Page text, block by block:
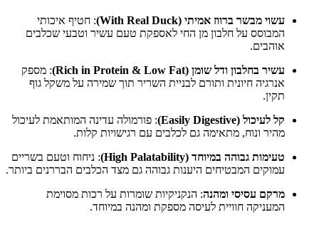
עשוי מבשר ברווז אמיתי (With Real Duck)
: חטיף איכותי
המבוסס על חלבון מן החי לאספקת טעם עשיר וטבעי שכלבים
אוהבים.
עשיר בחלבון ודל שומן (Rich in Protein & Low Fat)
: מספק
אנרגיה חיונית ותורם לבניית השריר תוך שמירה על משקל גוף
תקין.
קל לעיכול (Easily Digestive)
: פורמולה עדינה המותאמת לעיכול
מהיר ונוח, מתאימה גם לכלבים עם רגישויות קלות.
טעימות גבוהה במיוחד (High Palatability)
: ניחוח וטעם בשריים
עמוקים המבטיחים היענות גבוהה גם מצד הכלבים הבררנים ביותר.
מרקם עסיסי ומהנה: הנקניקיות שומרות על רכות מסוימת
המעניקה חוויית לעיסה מספקת ומהנה במיוחד.